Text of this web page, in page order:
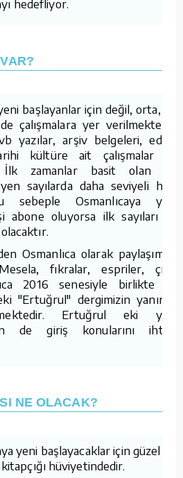
hedefliyor.
başlayanlar için değil, orta, iyi,
çalışmalara yer verilmektedir.
yazılar, arşiv belgeleri, edebi
kültüre ait çalışmalar da
İlk zamanlar basit olan bu
sayılarda daha seviyeli hale
sebeple Osmanlıcaya yeni
abone oluyorsa ilk sayıları da
Osmanlıca olarak paylaşımlar
fıkralar, espriler, çizgi
2016 senesiyle birlikte 16
"Ertuğrul" dergimizin yanında
Ertuğrul eki yeni
de giriş konularını ihtiva
NE OLACAK?
yeni başlayacaklar için güzel bir
hüviyetindedir.